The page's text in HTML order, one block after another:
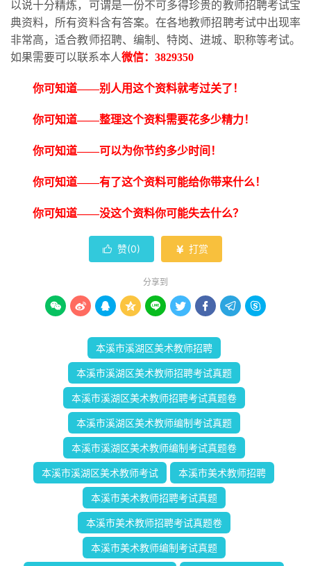
以说十分精炼，可谓是一份不可多得珍贵的教师招聘考试宝
典资料，所有资料含有答案。在各地教师招聘考试中出现率
非常高，适合教师招聘、编制、特岗、进城、职称等考试。
如果需要可以联系本人微信： 3829350
你可知道——别人用这个资料就考过关了！
你可知道——整理这个资料需要花多少精力！
你可知道——可以为你节约多少时间！
你可知道——有了这个资料可能给你带来什么！
你可知道——没这个资料你可能失去什么？
 赞(0)  打赏
分享到
        
本溪市溪湖区美术教师招聘
本溪市溪湖区美术教师招聘考试真题
本溪市溪湖区美术教师招聘考试真题卷
本溪市溪湖区美术教师编制考试真题
本溪市溪湖区美术教师编制考试真题卷
本溪市溪湖区美术教师考试 本溪市美术教师招聘
本溪市美术教师招聘考试真题
本溪市美术教师招聘考试真题卷
本溪市美术教师编制考试真题